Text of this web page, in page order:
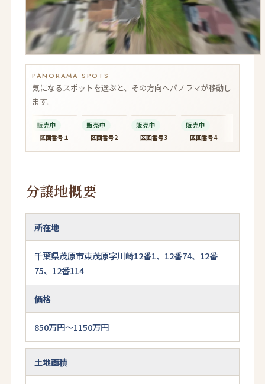
14 販売中
価格890万円面積250m2 (76坪)
詳細を見る
15 成約済み
--- ---
PANORAMA SPOTS
気になるスポットを選ぶと、その方向へパノラマが移動し
ます。
販売中
区画番号１
販売中
区画番号2
販売中
区画番号3
販売中
区画番号4
分譲地概要
所在地
千葉県茂原市東茂原字川崎12番1、12番74、12番
75、12番114
価格
850万円～1150万円
土地面積